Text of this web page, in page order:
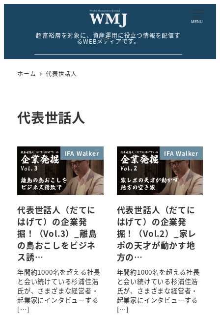
超富裕層を対象に、資産運用に役立つ情報を配信す
るWEBメディアです。
MENU
ホーム 代表世話人
代表世話人
IFA Walker
代表世話人（だてに
はげて）の企業発
掘！（Vol.3）_離島
の島おこしをビジネ
ス誘…
年間約1000名を超える社長
と会い続けている杉浦佳浩
氏が、さまざまな経営者・
起業家にインタビューする
[…]
IFA Walker
代表世話人（だてに
はげて）の企業発
掘！（Vol.2）_家レ
ポの天才が動かす地
方の…
年間約1000名を超える社長
と会い続けている杉浦佳浩
氏が、さまざまな経営者・
起業家にインタビューする
[…]